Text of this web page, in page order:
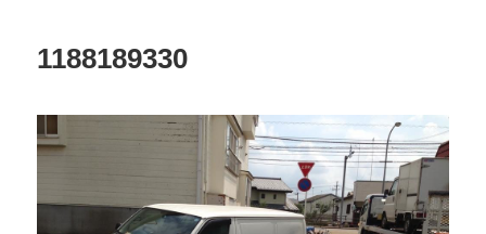
1188189330